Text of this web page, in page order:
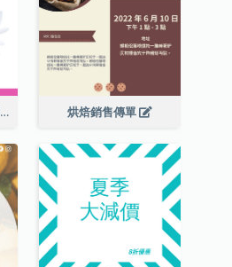
國際家庭日優惠宣傳海報 烘焙銷售傳單